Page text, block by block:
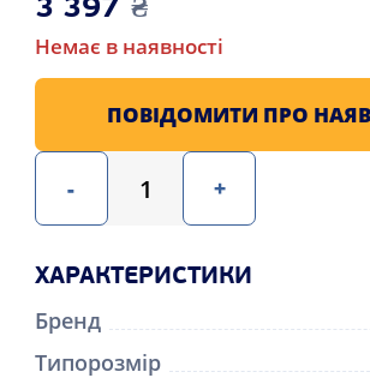
3 397 ₴
Немає в наявності
- +
ПОВІДОМИТИ ПРО
ХАРАКТЕРИСТИКИ
Бренд
Типорозмір